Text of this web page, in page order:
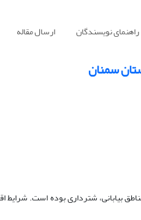
راهنمای نویسندگان ارسال مقاله
سمنان
بیابانی، شترداری بوده است. شرایط